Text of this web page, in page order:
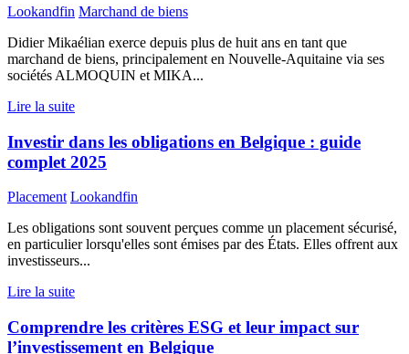
Lookandfin Marchand de biens
Didier Mikaélian exerce depuis plus de huit ans en tant que
marchand de biens, principalement en Nouvelle-Aquitaine via ses
sociétés ALMOQUIN et MIKA...
Lire la suite
Investir dans les obligations en Belgique : guide
complet 2025
Placement Lookandfin
Les obligations sont souvent perçues comme un placement sécurisé,
en particulier lorsqu'elles sont émises par des États. Elles offrent aux
investisseurs...
Lire la suite
Comprendre les critères ESG et leur impact sur
l’investissement en Belgique